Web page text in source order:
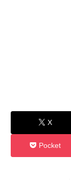
X
Pocket